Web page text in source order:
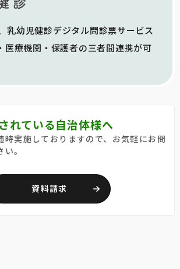
乳幼児健診デジタル問診票サービス
医療機関・保護者の三者間連携が可
れている自治体様へ
時実施しておりますので、お気軽にお問
。
資料請求